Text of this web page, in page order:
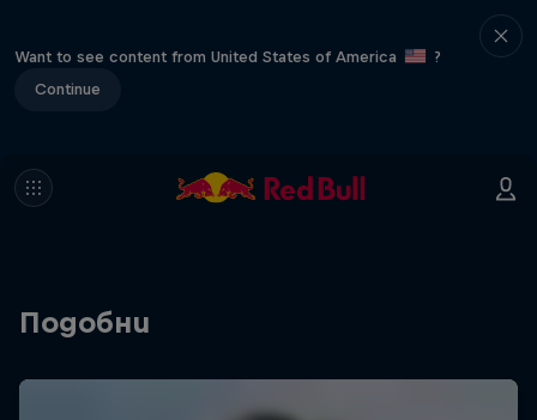
Want to see content from United States of America
?
Continue
Подобни